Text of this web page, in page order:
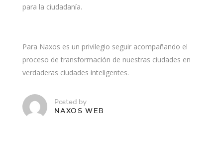
para la ciudadanía.
Para Naxos es un privilegio seguir acompañando el
proceso de transformación de nuestras ciudades en
verdaderas ciudades inteligentes.
Posted by
NAXOS WEB